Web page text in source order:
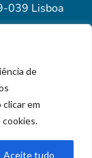
de
em
cookies.
Aceite tudo
039 Lisboa